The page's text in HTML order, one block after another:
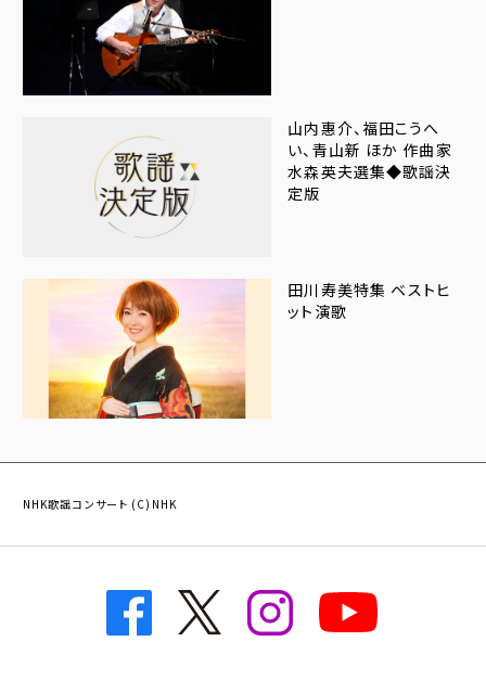
山内惠介、福田こうへ
い、青山新 ほか 作曲家
水森英夫選集◆歌謡決
定版
田川寿美特集 ベストヒ
ット演歌
NHK歌謡コンサート (C)NHK